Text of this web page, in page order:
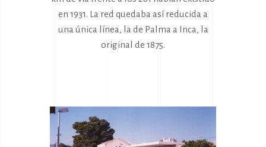
en 1931. La red quedaba así reducida a
una única línea, la de Palma a Inca, la
original de 1875.